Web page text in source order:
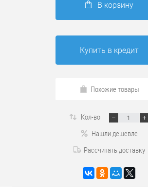
В корзину
Купить в кредит
Похожие товары
Кол-во:
Нашли дешевле
Рассчитать доставку